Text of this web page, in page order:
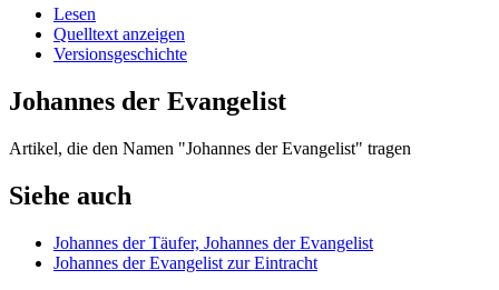
Lesen
Quelltext anzeigen
Versionsgeschichte
Johannes der Evangelist
Artikel, die den Namen "Johannes der Evangelist" tragen
Siehe auch
Johannes der Täufer, Johannes der Evangelist
Johannes der Evangelist zur Eintracht